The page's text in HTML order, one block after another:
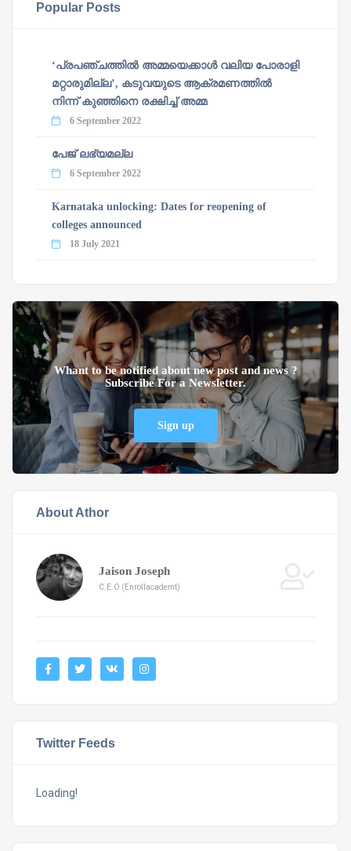
Popular Posts
‘പ്രപഞ്ചത്തില്‍ അമ്മയെക്കാള്‍ വലിയ പോരാളി
മറ്റാരുമില്ല’, കടുവയുടെ ആക്രമണത്തില്‍
നിന്ന് കുഞ്ഞിനെ രക്ഷിച്ച് അമ്മ
6 September 2022
പേജ് ലഭ്യമല്ല
6 September 2022
Karnataka unlocking: Dates for reopening of
colleges announced
18 July 2021
Whant to be notified about new post and news ?
Subscribe For a Newsletter.
Sign up
About Athor
Jaison Joseph
C.E.O (Enrollacademt)
Twitter Feeds
Loading!